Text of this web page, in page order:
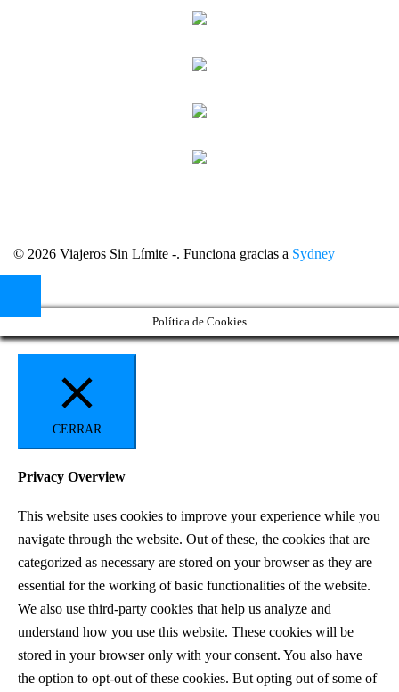
© 2026 Viajeros Sin Límite -. Funciona gracias a Sydney
Política de Cookies
CERRAR
Privacy Overview
This website uses cookies to improve your experience while you
navigate through the website. Out of these, the cookies that are
categorized as necessary are stored on your browser as they are
essential for the working of basic functionalities of the website.
We also use third-party cookies that help us analyze and
understand how you use this website. These cookies will be
stored in your browser only with your consent. You also have
the option to opt-out of these cookies. But opting out of some of